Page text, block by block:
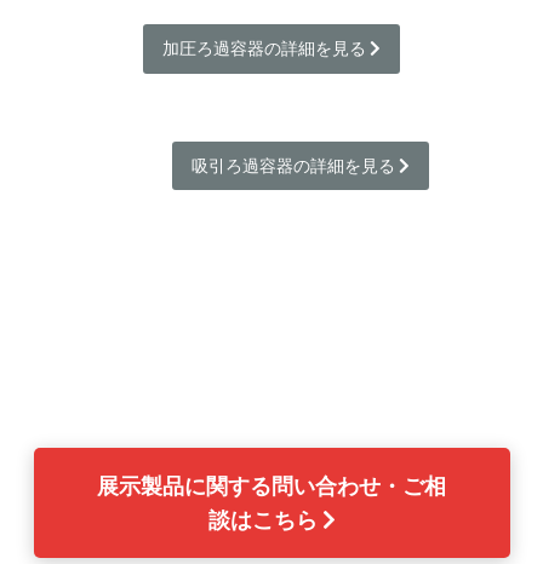
加圧ろ過容器の詳細を見る
吸引ろ過容器の詳細を見る
展示製品に関する問い合わせ・ご相
談はこちら